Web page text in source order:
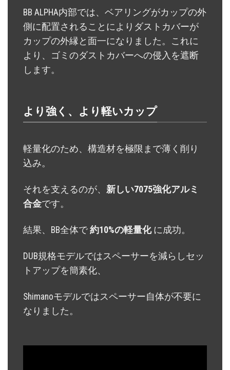
BB ALPHA内部では、ベアリングがカップの外
側に配置されることによりダストカバーが
カップの外縁と面一になりました。これに
より、ゴミのダストカバーへの侵入を遮断
します。
より強く、より軽いカップ
軽量化のため、構造材を極限まで薄く削り
込み。
それを支えるのが、 新しい7075強化アルミ
合金です。
結果、BB全体で約10%の軽量化に成功。
DUB規格モデルではスペーサーを減らしセッ
トアップを簡素化、
Shimanoモデルではスペーサー自体が不要に
なりました。